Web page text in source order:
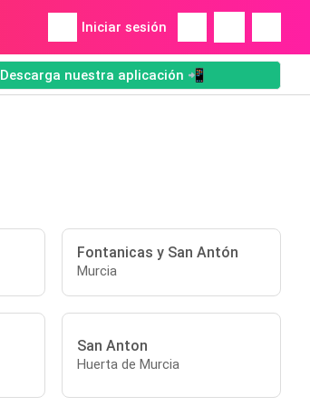
Iniciar sesión
Descarga nuestra aplicación 📲
Fontanicas y San Antón
Murcia
San Anton
Huerta de Murcia